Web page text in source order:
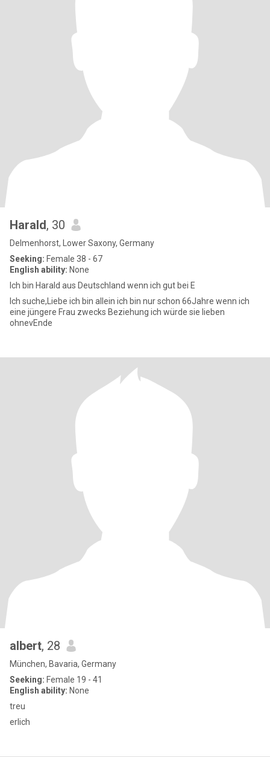
Harald, 30
Delmenhorst, Lower Saxony, Germany
Seeking: Female 38 - 67
English ability: None
Ich bin Harald aus Deutschland wenn ich gut bei E
Ich suche,Liebe ich bin allein ich bin nur schon 66Jahre wenn ich
eine jüngere Frau zwecks Beziehung ich würde sie lieben
ohnevEnde
albert, 28
München, Bavaria, Germany
Seeking: Female 19 - 41
English ability: None
treu
erlich